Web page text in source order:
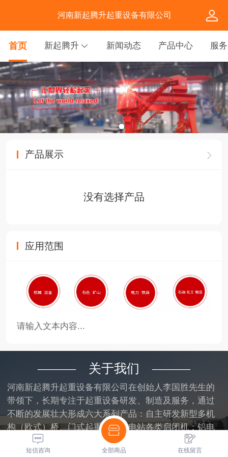
河南新起腾升起重设备有限公司
首页 新起腾升 新闻动态 产品中心 服
产品展示
没有选择产品
应用范围
请输入文本内容...
——— 关于我们 ———
河南新起腾升起重设备有限公司在创始人李国胜先生的
带领下，长期专注于起重设备研发、制造及服务，通过
不断的发展壮大形成六大系列产品：自主研发新型多机
构（欧式）桥、门式起重机；水电站各类启闭机；铝电
解多功能起重机；焙烧多功能起重机；阳极碳块堆垛起
重机；通用桥、门式起重机……
短信咨询 全部商品 在线留言